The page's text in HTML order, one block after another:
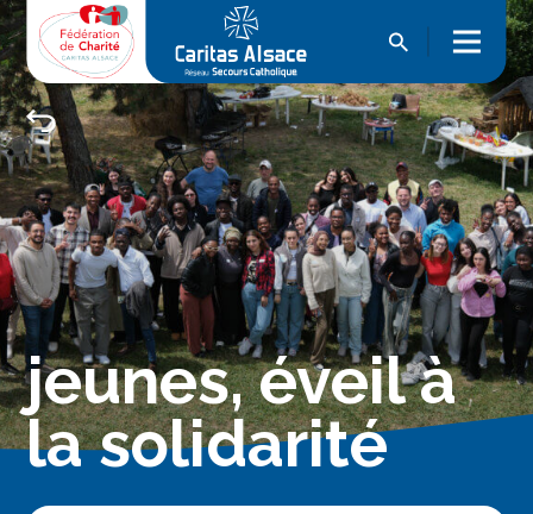
jeunes, éveil à
la solidarité